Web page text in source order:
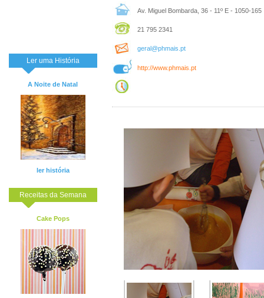
Ler uma História
A Noite de Natal
ler história
Receitas da Semana
Cake Pops
Av. Miguel Bombarda, 36 - 11º E - 1050-
21 795 2341
geral@phmais.pt
http://www.phmais.pt